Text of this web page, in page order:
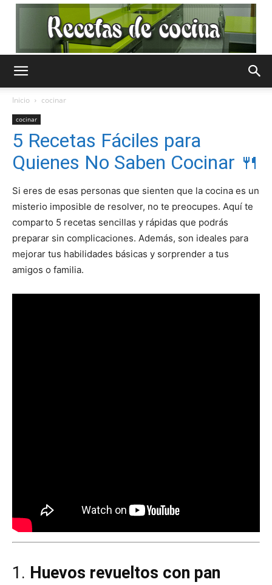
de
Cocina
Gratis
|
Recetas
Inicio cocinar
cocinar
5 Recetas Fáciles para
Quienes No Saben Cocinar 🍴
Si eres de esas personas que sienten que la cocina es un
misterio imposible de resolver, no te preocupes. Aquí te
comparto 5 recetas sencillas y rápidas que podrás
preparar sin complicaciones. Además, son ideales para
mejorar tus habilidades básicas y sorprender a tus
amigos o familia.
1. Huevos revueltos con pan